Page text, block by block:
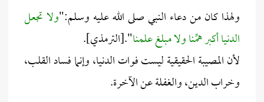
ولهذا كان من دعاء النبي صلى الله عليه وسلم:"ولا تجعل
الدنيا أكبر همِّنا ولا مبلغ علمنا".[الترمذي].
لأن المصيبة الحقيقية ليست فوات الدنيا، وإنما فساد القلب،
وخراب الدين، والغفلة عن الآخرة.